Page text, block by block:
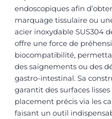
endoscopiques afin
marquage tissulaire ou
acier inoxydable SUS304
offre une force de
biocompatibilité,
des saignements ou des
gastro-intestinal. Sa
garantit des surfaces
placement précis via les
faisant un outil